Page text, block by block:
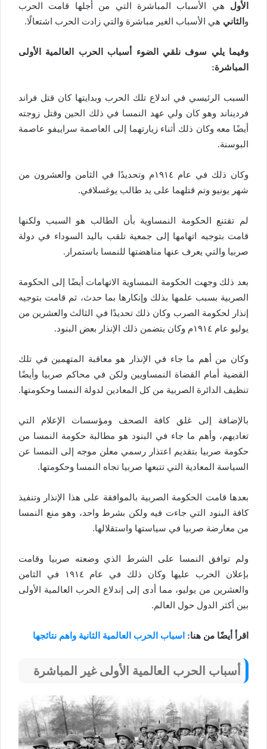
الأول هي الأسباب المباشرة التي من أجلها قامت الحرب
و الثاني هي الأسباب الغير مباشرة والتي زادت الحرب اشتعالًا.
وفيما يلي سوف نلقي الضوء أسباب الحرب العالمية الأولى
المباشرة:
السبب الرئيسي في اندلاع تلك الحرب وبدايتها كان قتل فراند
فرديناند وهو كان ولي عهد النمسا في ذلك الحين وقتل زوجته
أيضًا معه وكان ذلك أثناء زيارتهما إلى العاصمة سراييفو عاصمة
البوسنة.
وكان ذلك في عام ١٩١٤م وتحديدًا في الثامن والعشرون من
شهر يونيو وتم قتلهما على يد طالب يوغسلافي.
لم تقتنع الحكومة النمساوية بأن الطالب هو السبب ولكنها
قامت بتوجيه اتهامها إلى جمعية تلقب باليد السوداء في دولة
صربيا والتي يعرف عنها مناهضتها للنمسا باستمرار.
بعد ذلك وجهت الحكومة النمساوية الاتهامات أيضًا إلى الحكومة
الصربية بسبب علمها بذلك وإنكارها بما حدث، ثم قامت بتوجيه
إنذار لحكومة الصرب وكان ذلك تحديدًا في الثالث والعشرين من
يوليو عام ١٩١٤م وكان يتضمن ذلك الإنذار بعض البنود.
وكان من أهم ما جاء في الإنذار هو معاقبة المتهمين في تلك
القضية أمام القضاة النمساويين ولكن في محاكم صربيا وأيضًا
تنظيف الدائرة الصربية من كل المعادين لدولة النمسا وحكومتها.
بالإضافة إلى غلق كافة الصحف ومؤسسات الإعلام التي
تعاديهم، وأهم ما جاء في البنود هو مطالبة حكومة النمسا من
حكومة صربيا بتقديم اعتذار رسمي معلن موجه إلى النمسا عن
السياسة المعادية التي تتبعها صربيا تجاه النمسا وحكومتها.
بعدها قامت الحكومة الصربية بالموافقة على هذا الإنذار وتنفيذ
كافة البنود التي جاءت فيه ولكن بشرط واحد، وهو منع النمسا
من معارضة صربيا في سياستها واستقلالها.
ولم توافق النمسا على الشرط الذي وضعته صربيا وقامت
بإعلان الحرب عليها وكان ذلك في عام ١٩١٤ في الثامن
والعشرين من يوليو، مما أدى إلى إندلاع الحرب العالمية الأولى
بين أكثر الدول حول العالم.
اقرأ أيضًا من هنا: اسباب الحرب العالمية الثانية واهم نتائجها
أسباب الحرب العالمية الأولى غير المباشرة